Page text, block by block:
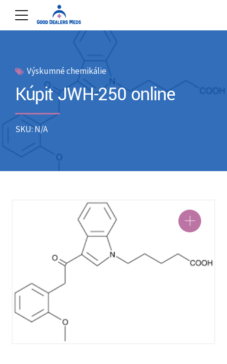
Výskumné chemikálie
Kúpiť JWH-250 online
SKU: N/A